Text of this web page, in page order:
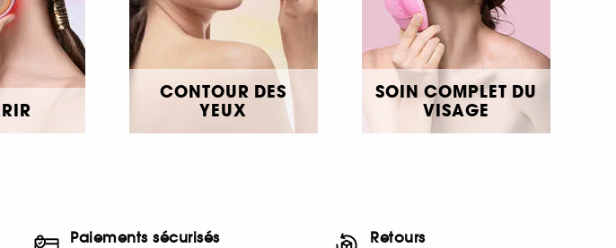
CONTOUR DES
YEUX
SOIN COMPLET DU
VISAGE
Paiements sécurisés
Retours